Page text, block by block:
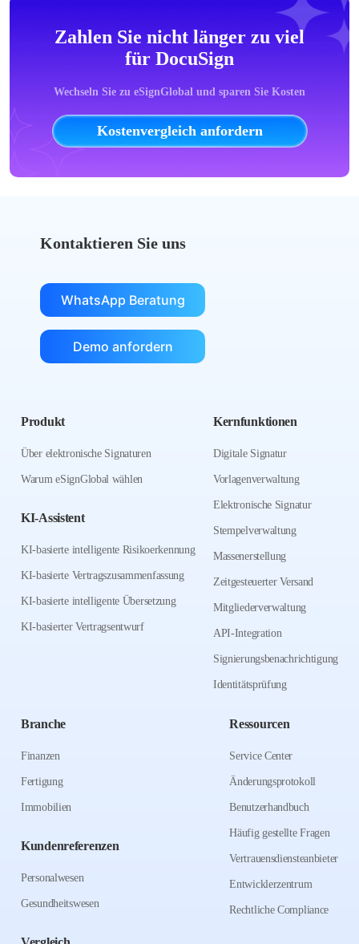
Zahlen Sie nicht länger zu viel
für DocuSign
Wechseln Sie zu eSignGlobal und sparen Sie Kosten
Kostenvergleich anfordern
Kontaktieren Sie uns
WhatsApp Beratung
Demo anfordern
Produkt
Über elektronische Signaturen
Warum eSignGlobal wählen
KI-Assistent
KI-basierte intelligente Risikoerkennung
KI-basierte Vertragszusammenfassung
KI-basierte intelligente Übersetzung
KI-basierter Vertragsentwurf
Kernfunktionen
Digitale Signatur
Vorlagenverwaltung
Elektronische Signatur
Stempelverwaltung
Massenerstellung
Zeitgesteuerter Versand
Mitgliederverwaltung
API-Integration
Signierungsbenachrichtigung
Identitätsprüfung
Branche
Finanzen
Fertigung
Immobilien
Kundenreferenzen
Personalwesen
Gesundheitswesen
Ressourcen
Service Center
Änderungsprotokoll
Benutzerhandbuch
Häufig gestellte Fragen
Vertrauensdiensteanbieter
Entwicklerzentrum
Rechtliche Compliance